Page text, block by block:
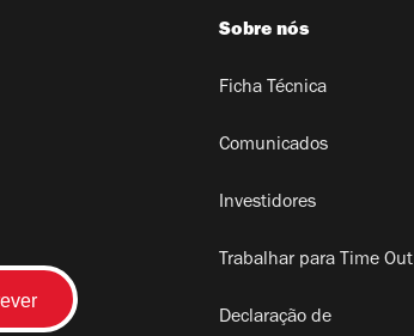
Sobre nós
Ficha Técnica
Comunicados
Investidores
Trabalhar para Time Out
Declaração de